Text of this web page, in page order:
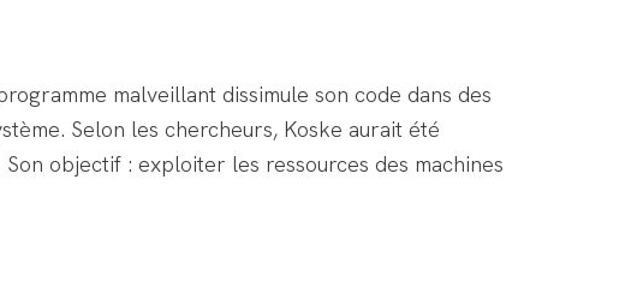
malveillant dissimule son code dans des
Selon les chercheurs, Koske aurait été
objectif : exploiter les ressources des machines